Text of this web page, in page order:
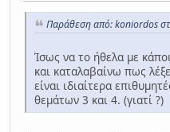
Παράθεση από: koniordos
Ίσως να το ήθελα με
και καταλαβαίνω πως
είναι ιδιαίτερα
θεμάτων 3 και 4. (γιατί ?)